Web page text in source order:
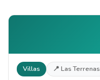
Villas 📍 Las Terrenas